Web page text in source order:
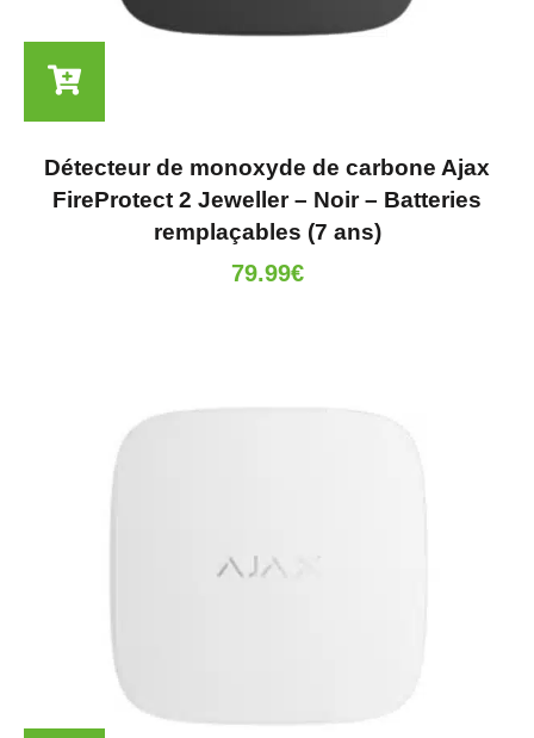
Détecteur de monoxyde de carbone Ajax
FireProtect 2 Jeweller – Noir – Batteries
remplaçables (7 ans)
79.99€